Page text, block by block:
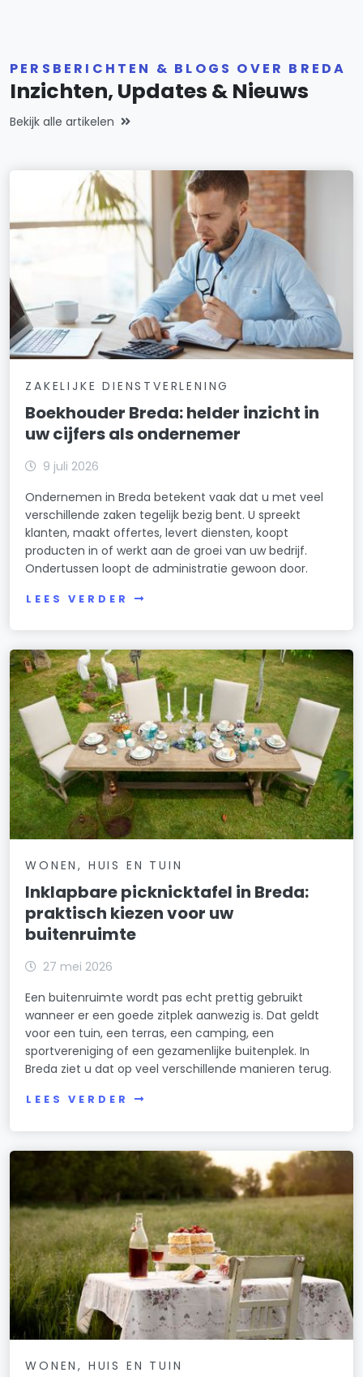
PERSBERICHTEN & BLOGS OVER BREDA
Inzichten, Updates & Nieuws
Bekijk alle artikelen
ZAKELIJKE DIENSTVERLENING
Boekhouder Breda: helder inzicht in
uw cijfers als ondernemer
9 juli 2026
Ondernemen in Breda betekent vaak dat u met veel
verschillende zaken tegelijk bezig bent. U spreekt
klanten, maakt offertes, levert diensten, koopt
producten in of werkt aan de groei van uw bedrijf.
Ondertussen loopt de administratie gewoon door.
LEES VERDER
WONEN, HUIS EN TUIN
Inklapbare picknicktafel in Breda:
praktisch kiezen voor uw
buitenruimte
27 mei 2026
Een buitenruimte wordt pas echt prettig gebruikt
wanneer er een goede zitplek aanwezig is. Dat geldt
voor een tuin, een terras, een camping, een
sportvereniging of een gezamenlijke buitenplek. In
Breda ziet u dat op veel verschillende manieren terug.
LEES VERDER
WONEN, HUIS EN TUIN